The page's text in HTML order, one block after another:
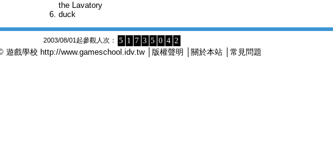
the Lavatory
duck
2003/08/01起參觀人次： 5 1 7 3 5 0 4 2
遊戲學校 http://www.gameschool.idv.tw│ 版權聲明 關於本站 常見問題